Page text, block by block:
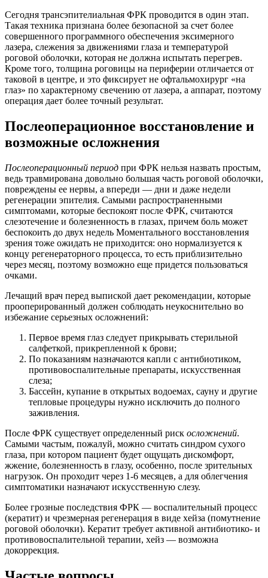
Сегодня трансэпителиальная ФРК проводится в один этап.
Такая техника признана более безопасной за счет более
совершенного программного обеспечения эксимерного
лазера, слежения за движениями глаза и температурой
роговой оболочки, которая не должна испытать перегрев.
Кроме того, толщина роговицы на периферии отличается от
таковой в центре, и это фиксирует не офтальмохирург «на
глаз» по характерному свечению от лазера, а аппарат, поэтому
операция дает более точный результат.
Послеоперационное восстановление и
возможные осложнения
Послеоперационный период при ФРК нельзя назвать простым,
ведь травмирована довольно большая часть роговой оболочки,
повреждены ее нервы, а впереди — дни и даже недели
регенерации эпителия. Самыми распространенными
симптомами, которые беспокоят после ФРК, считаются
слезотечение и болезненность в глазах, причем боль может
беспокоить до двух недель Моментального восстановления
зрения тоже ожидать не приходится: оно нормализуется к
концу регенераторного процесса, то есть приблизительно
через месяц, поэтому возможно еще придется пользоваться
очками.
Лечащий врач перед выпиской дает рекомендации, которые
прооперированный должен соблюдать неукоснительно во
избежание серьезных осложнений:
Первое время глаз следует прикрывать стерильной
салфеткой, прикрепленной к брови;
По показаниям назначаются капли с антибиотиком,
противовоспалительные препараты, искусственная
слеза;
Бассейн, купание в открытых водоемах, сауну и другие
тепловые процедуры нужно исключить до полного
заживления.
После ФРК существует определенный риск осложнений.
Самыми частым, пожалуй, можно считать синдром сухого
глаза, при котором пациент будет ощущать дискомфорт,
жжение, болезненность в глазу, особенно, после зрительных
нагрузок. Он проходит через 1-6 месяцев, а для облегчения
симптоматики назначают искусственную слезу.
Более грозные последствия ФРК — воспалительный процесс
(кератит) и чрезмерная регенерация в виде хейза (помутнение
роговой оболочки). Кератит требует активной антибиотико- и
противовоспалительной терапии, хейз — возможна
докоррекция.